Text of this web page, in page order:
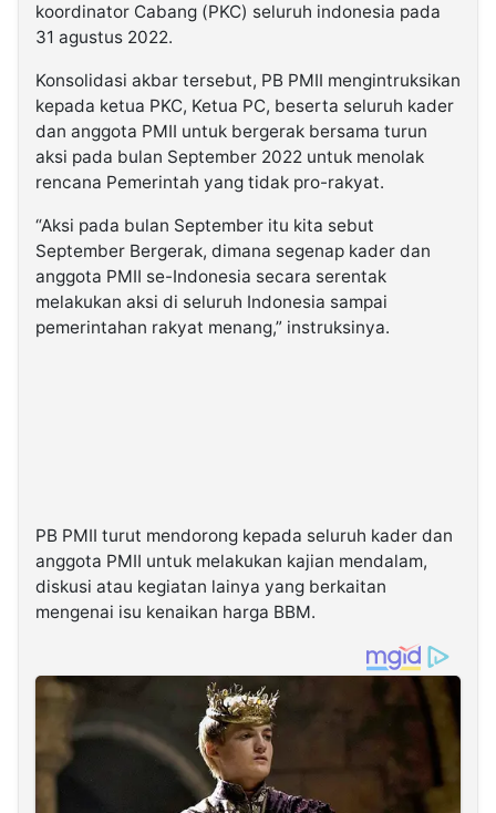
koordinator Cabang (PKC) seluruh indonesia pada
31 agustus 2022.
Konsolidasi akbar tersebut, PB PMII mengintruksikan
kepada ketua PKC, Ketua PC, beserta seluruh kader
dan anggota PMII untuk bergerak bersama turun
aksi pada bulan September 2022 untuk menolak
rencana Pemerintah yang tidak pro-rakyat.
“Aksi pada bulan September itu kita sebut
September Bergerak, dimana segenap kader dan
anggota PMII se-Indonesia secara serentak
melakukan aksi di seluruh Indonesia sampai
pemerintahan rakyat menang,” instruksinya.
PB PMII turut mendorong kepada seluruh kader dan
anggota PMII untuk melakukan kajian mendalam,
diskusi atau kegiatan lainya yang berkaitan
mengenai isu kenaikan harga BBM.